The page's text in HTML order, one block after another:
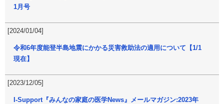
1月号
[2024/01/04]
令和6年度能登半島地震にかかる災害救助法の適用について【1/1
現在】
[2023/12/05]
I-Support『みんなの家庭の医学News』メールマガジン:2023年